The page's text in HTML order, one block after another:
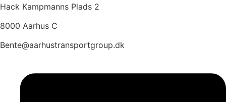
Hack Kampmanns Plads 2
8000 Aarhus C
Bente@aarhustransportgroup.dk